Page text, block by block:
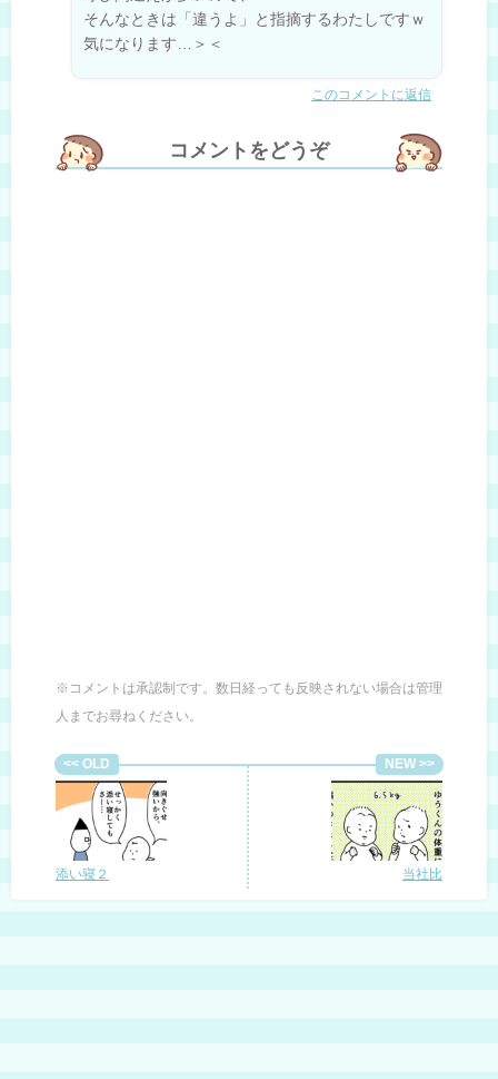
そんなときは「違うよ」と指摘するわたしですｗ
気になります…＞＜
このコメントに返信
コメントをどうぞ
※コメントは承認制です。数日経っても反映されない場合は管理
人までお尋ねください。
添い寝２ 当社比